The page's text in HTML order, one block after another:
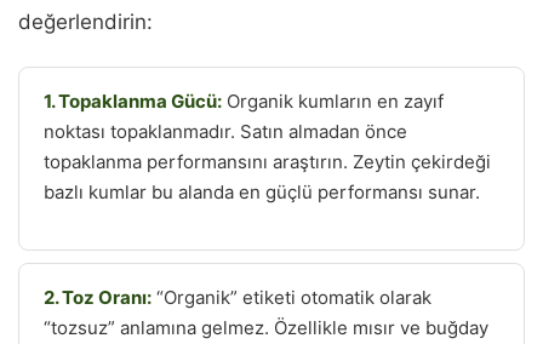
değerlendirin:
1. Topaklanma Gücü: Organik kumların en zayıf
noktası topaklanmadır. Satın almadan önce
topaklanma performansını araştırın. Zeytin çekirdeği
bazlı kumlar bu alanda en güçlü performansı sunar.
2. Toz Oranı: “Organik” etiketi otomatik olarak
“tozsuz” anlamına gelmez. Özellikle mısır ve buğday